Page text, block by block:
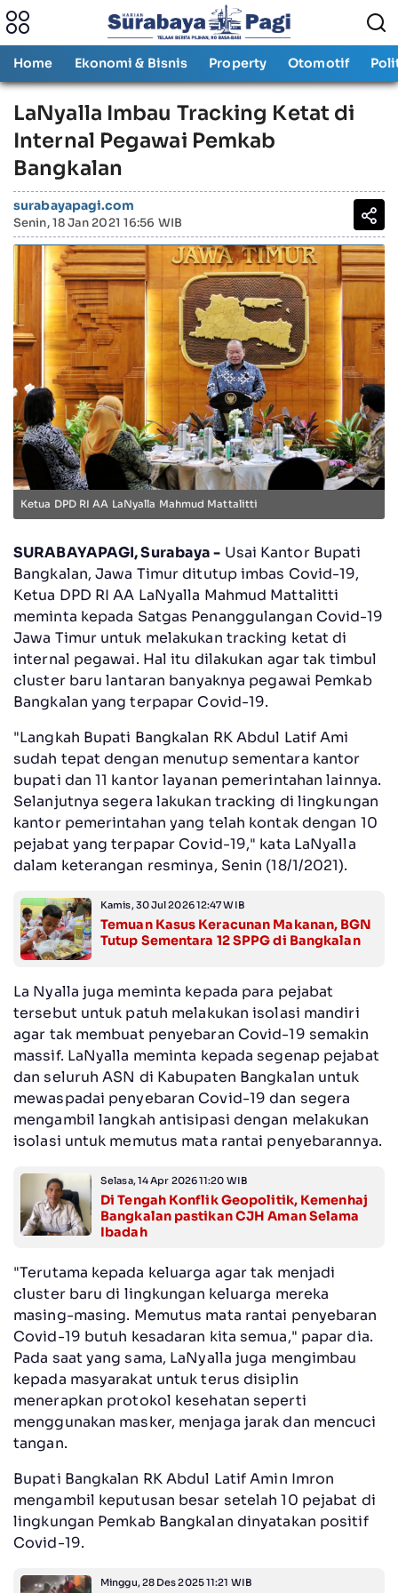
Home Ekonomi & Bisnis Property Otomotif
LaNyalla Imbau Tracking Ketat di
Internal Pegawai Pemkab
Bangkalan
surabayapagi.com
Senin, 18 Jan 2021 16:56 WIB
Ketua DPD RI AA LaNyalla Mahmud Mattalitti
SURABAYAPAGI, Surabaya - Usai Kantor Bupati
Bangkalan, Jawa Timur ditutup imbas Covid-19,
Ketua DPD RI AA LaNyalla Mahmud Mattalitti
meminta kepada Satgas Penanggulangan Covid-19
Jawa Timur untuk melakukan tracking ketat di
internal pegawai. Hal itu dilakukan agar tak timbul
cluster baru lantaran banyaknya pegawai Pemkab
Bangkalan yang terpapar Covid-19.
"Langkah Bupati Bangkalan RK Abdul Latif Ami
sudah tepat dengan menutup sementara kantor
bupati dan 11 kantor layanan pemerintahan lainnya.
Selanjutnya segera lakukan tracking di lingkungan
kantor pemerintahan yang telah kontak dengan 10
pejabat yang terpapar Covid-19," kata LaNyalla
dalam keterangan resminya, Senin (18/1/2021).
Kamis, 30 Jul 2026 12:47 WIB
Temuan Kasus Keracunan Makanan, BGN
Tutup Sementara 12 SPPG di Bangkalan
La Nyalla juga meminta kepada para pejabat
tersebut untuk patuh melakukan isolasi mandiri
agar tak membuat penyebaran Covid-19 semakin
massif. LaNyalla meminta kepada segenap pejabat
dan seluruh ASN di Kabupaten Bangkalan untuk
mewaspadai penyebaran Covid-19 dan segera
mengambil langkah antisipasi dengan melakukan
isolasi untuk memutus mata rantai penyebarannya.
Selasa, 14 Apr 2026 11:20 WIB
Di Tengah Konflik Geopolitik, Kemenhaj
Bangkalan pastikan CJH Aman Selama
Ibadah
"Terutama kepada keluarga agar tak menjadi
cluster baru di lingkungan keluarga mereka
masing-masing. Memutus mata rantai penyebaran
Covid-19 butuh kesadaran kita semua," papar dia.
Pada saat yang sama, LaNyalla juga mengimbau
kepada masyarakat untuk terus disiplin
menerapkan protokol kesehatan seperti
menggunakan masker, menjaga jarak dan mencuci
tangan.
Bupati Bangkalan RK Abdul Latif Amin Imron
mengambil keputusan besar setelah 10 pejabat di
lingkungan Pemkab Bangkalan dinyatakan positif
Covid-19.
Minggu, 28 Des 2025 11:21 WIB